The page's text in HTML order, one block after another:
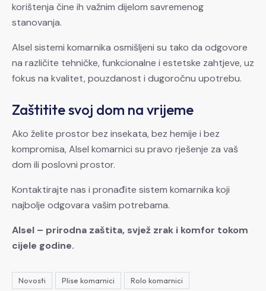
korištenja čine ih važnim dijelom savremenog
stanovanja.
Alsel sistemi komarnika osmišljeni su tako da odgovore
na različite tehničke, funkcionalne i estetske zahtjeve, uz
fokus na kvalitet, pouzdanost i dugoročnu upotrebu.
Zaštitite svoj dom na vrijeme
Ako želite prostor bez insekata, bez hemije i bez
kompromisa, Alsel komarnici su pravo rješenje za vaš
dom ili poslovni prostor.
Kontaktirajte nas i pronađite sistem komarnika koji
najbolje odgovara vašim potrebama.
Alsel – prirodna zaštita, svjež zrak i komfor tokom
cijele godine.
Novosti Plise komarnici Rolo komarnici